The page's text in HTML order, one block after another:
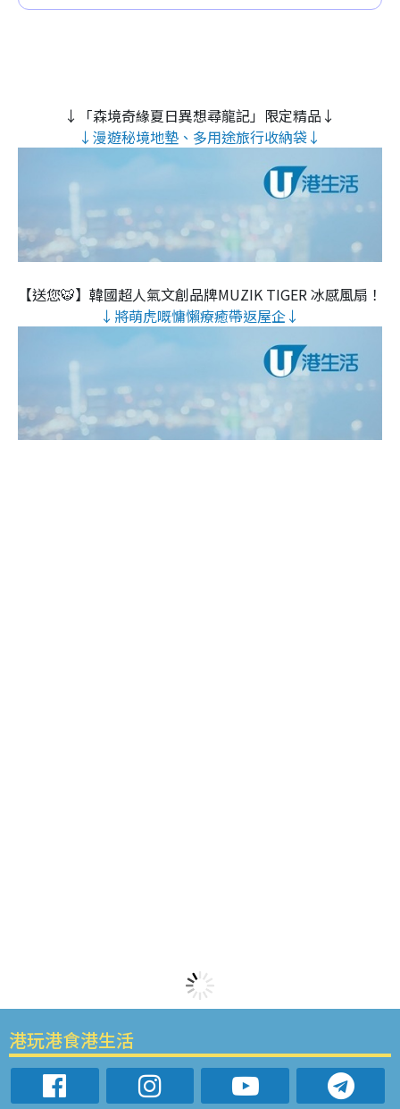
↓「森境奇緣夏日異想尋龍記」限定精品↓
↓漫遊秘境地墊、多用途旅行收納袋↓
【送您🐯】韓國超人氣文創品牌MUZIK TIGER 冰感風扇！
↓將萌虎嘅慵懶療癒帶返屋企↓
港玩港食港生活